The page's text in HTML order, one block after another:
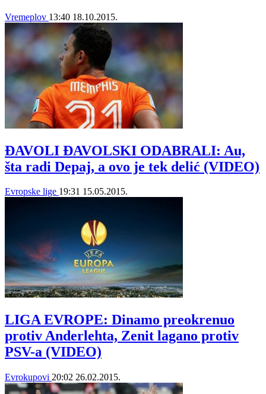
Vremeplov 13:40 18.10.2015.
ĐAVOLI ĐAVOLSKI ODABRALI: Au,
šta radi Depaj, a ovo je tek delić (VIDEO)
Evropske lige 19:31 15.05.2015.
LIGA EVROPE: Dinamo preokrenuo
protiv Anderlehta, Zenit lagano protiv
PSV-a (VIDEO)
Evrokupovi 20:02 26.02.2015.